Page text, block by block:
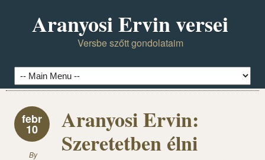
Aranyosi Ervin versei
Versbe szőtt gondolataim
febr
10
By
Aranyosi Ervin:
Szeretetben élni